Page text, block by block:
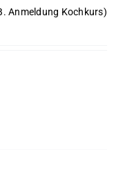
Anmeldung Kochkurs)